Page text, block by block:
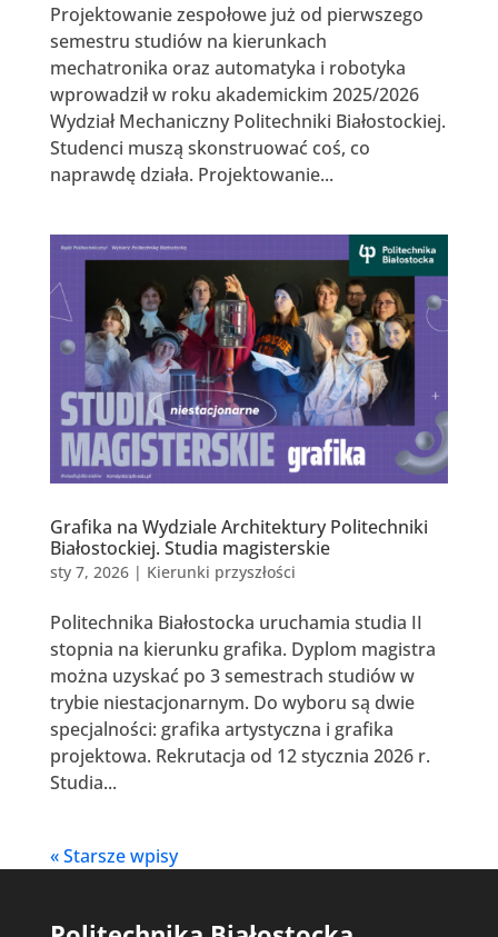
Projektowanie zespołowe już od pierwszego
semestru studiów na kierunkach
mechatronika oraz automatyka i robotyka
wprowadził w roku akademickim 2025/2026
Wydział Mechaniczny Politechniki Białostockiej.
Studenci muszą skonstruować coś, co
naprawdę działa. Projektowanie...
Grafika na Wydziale Architektury Politechniki
Białostockiej. Studia magisterskie
sty 7, 2026| Kierunki przyszłości
Politechnika Białostocka uruchamia studia II
stopnia na kierunku grafika. Dyplom magistra
można uzyskać po 3 semestrach studiów w
trybie niestacjonarnym. Do wyboru są dwie
specjalności: grafika artystyczna i grafika
projektowa. Rekrutacja od 12 stycznia 2026 r.
Studia...
« Starsze wpisy